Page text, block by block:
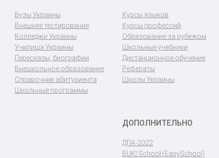
Вузы Украины
Внешнее тестирование
Колледжи Украины
Училища Украины
Пересказы, биографии
Внешкольное образование
Справочник абитуриента
Школьные программы
Курсы языков
Курсы профессий
Образование за рубежом
Школьные учебники
Дистанционное обучение
Рефераты
Школы Украины
ДОПОЛНИТЕЛЬНО
ДПА-2022
BUKI School (EasySchool)